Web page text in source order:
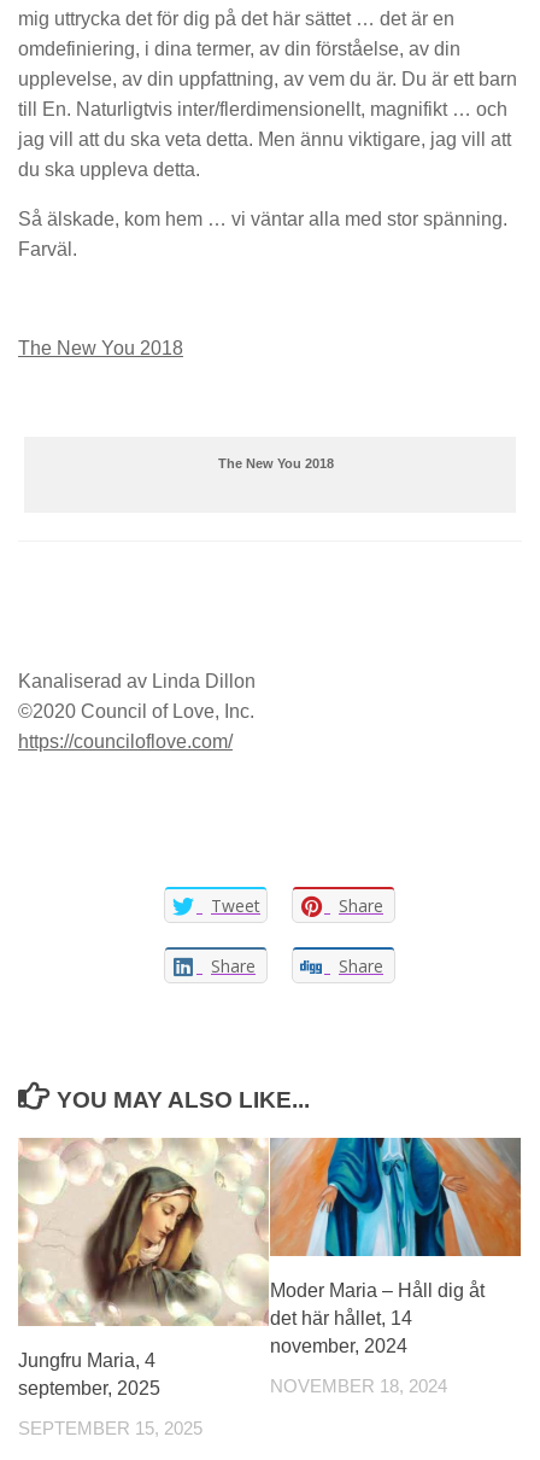
mig uttrycka det för dig på det här sättet … det är en
omdefiniering, i dina termer, av din förståelse, av din
upplevelse, av din uppfattning, av vem du är. Du är ett barn
till En. Naturligtvis inter/flerdimensionellt, magnifikt … och
jag vill att du ska veta detta. Men ännu viktigare, jag vill att
du ska uppleva detta.
Så älskade, kom hem … vi väntar alla med stor spänning.
Farväl.
The New You 2018
The New You 2018
Kanaliserad av Linda Dillon
©2020 Council of Love, Inc.
https://counciloflove.com/
Tweet Share
Share Share
YOU MAY ALSO LIKE...
Jungfru Maria, 4
september, 2025
SEPTEMBER 15, 2025
Moder Maria – Håll dig åt
det här hållet, 14
november, 2024
NOVEMBER 18, 2024